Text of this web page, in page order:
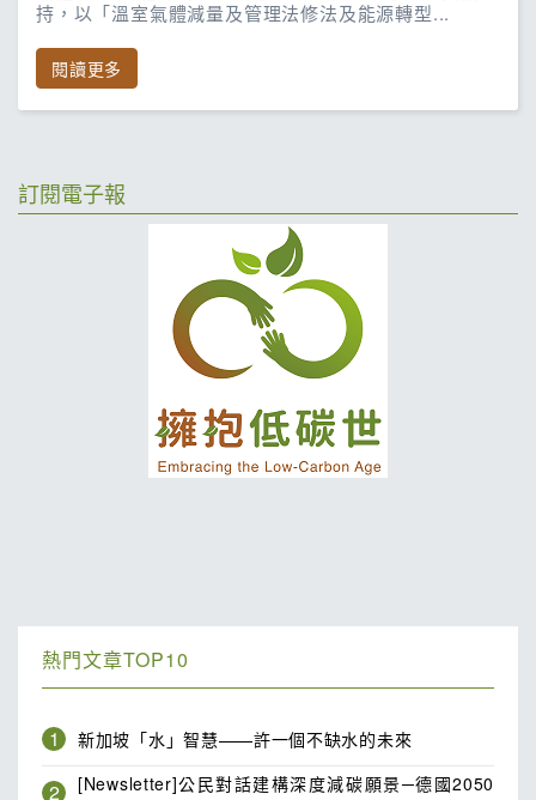
持，以「溫室氣體減量及管理法修法及能源轉型...
閱讀更多
訂閱電子報
熱門文章TOP10
1 新加坡「水」智慧——許一個不缺水的未來
2
[Newsletter]公民對話建構深度減碳願景─德國2050